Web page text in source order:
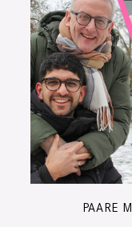
PAARE